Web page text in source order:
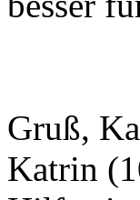
Gruß,
Katrin